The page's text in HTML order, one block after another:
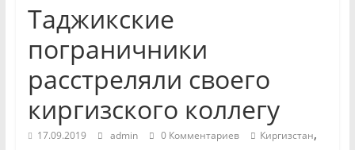
Таджикские
пограничники
расстреляли своего
киргизского коллегу
17.09.2019 admin 0 Комментариев Киргизстан,